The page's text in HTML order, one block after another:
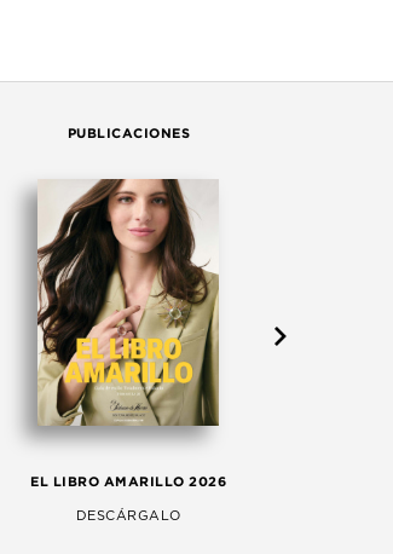
PUBLICACIONES
EL LIBRO AMARILLO 2026
DESCÁRGALO